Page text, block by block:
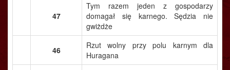
47
Tym razem jeden z gospodarzy
domagał się karnego. Sędzia nie
gwiżdże
46
Rzut wolny przy polu karnym dla
Huragana